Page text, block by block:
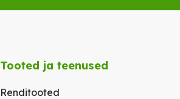
Tooted ja teenused
Renditooted